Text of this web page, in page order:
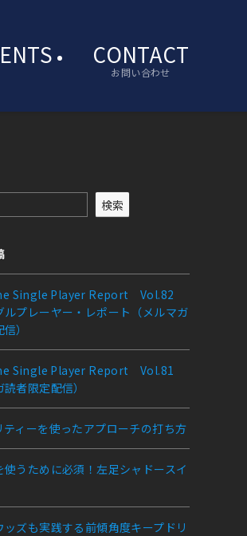
CONTACT
お問い合わせ
検索
Single Player Report Vol.82
ルプレーヤー・レポート（メルマガ
）
Single Player Report Vol.81
読者限定配信）
ティーを使ったアプローチの打ち方
使うために必須！左足シャドースイ
ッズも実践する前傾角度キープドリ